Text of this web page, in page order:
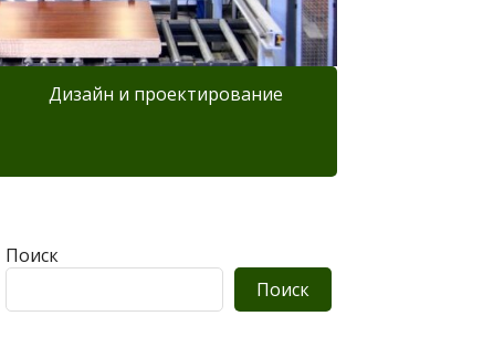
Дизайн и проектирование
Поиск
Поиск